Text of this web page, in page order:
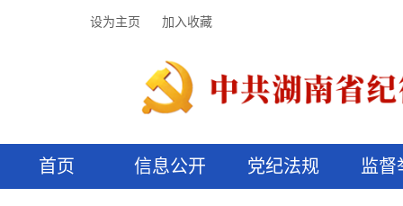
设为主页 加入收藏
首页 信息公开 党纪法规 监督